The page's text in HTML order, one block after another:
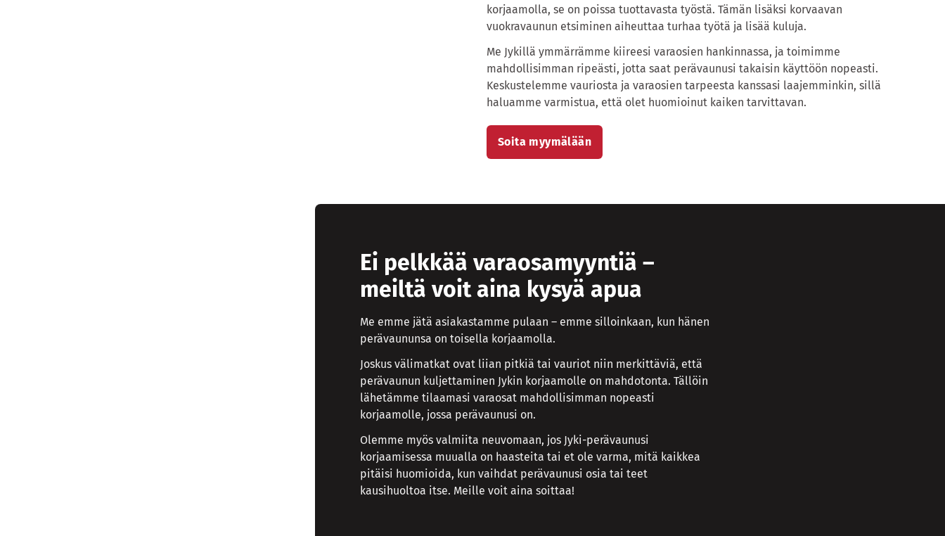
korjaamolla, se on poissa tuottavasta työstä. Tämän lisäksi korvaavan
vuokravaunun etsiminen aiheuttaa turhaa työtä ja lisää kuluja.
Me Jykillä ymmärrämme kiireesi varaosien hankinnassa, ja toimimme
mahdollisimman ripeästi, jotta saat perävaunusi takaisin käyttöön nopeasti.
Keskustelemme vauriosta ja varaosien tarpeesta kanssasi laajemminkin, sillä
haluamme varmistua, että olet huomioinut kaiken tarvittavan.
Soita myymälään
Ei pelkkää varaosamyyntiä –
meiltä voit aina kysyä apua
Me emme jätä asiakastamme pulaan – emme silloinkaan, kun hänen
perävaununsa on toisella korjaamolla.
Joskus välimatkat ovat liian pitkiä tai vauriot niin merkittäviä, että
perävaunun kuljettaminen Jykin korjaamolle on mahdotonta. Tällöin
lähetämme tilaamasi varaosat mahdollisimman nopeasti
korjaamolle, jossa perävaunusi on.
Olemme myös valmiita neuvomaan, jos Jyki-perävaunusi
korjaamisessa muualla on haasteita tai et ole varma, mitä kaikkea
pitäisi huomioida, kun vaihdat perävaunusi osia tai teet
kausihuoltoa itse. Meille voit aina soittaa!